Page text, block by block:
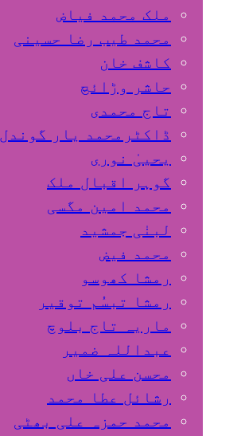
ملک محمد فیاض
محمد طیب رضا حسینی
کاشف خان
حاشر وڑائچ
تاج محمدی
ڈاکٹرمحمد یار گوندل
گوہر اقبال ملک
محمد امین مگسی
لبنٰی جمشید
محمد فیض
رمشا کھوسو
رمشا تبسُم توقیر
ماریہ تاج بلوچ
عبداللہ ضمیر
محسن علی خاں
رشائل عطا محمد
محمد حمزہ علی بھٹی